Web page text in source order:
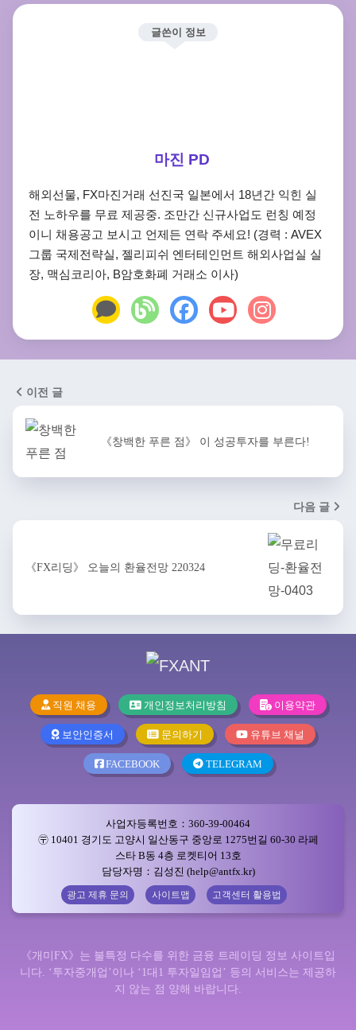
글쓴이 정보
마진 PD
해외선물, FX마진거래 선진국 일본에서 18년간 익힌 실
전 노하우를 무료 제공중. 조만간 신규사업도 런칭 예정
이니 채용공고 보시고 언제든 연락 주세요! (경력 : AVEX
그룹 국제전략실, 젤리피쉬 엔터테인먼트 해외사업실 실
장, 맥심코리아, B암호화폐 거래소 이사)
이전 글
《창백한 푸른 점》 이 성공투자를 부른다!
다음 글
《FX리딩》 오늘의 환율전망 220324
직원 채용 개인정보처리방침 이용약관
보안인증서 문의하기 유튜브 채널
FACEBOOK TELEGRAM
사업자등록번호：360-39-00464
〶 10401 경기도 고양시 일산동구 중앙로 1275번길 60-30 라페
스타 B동 4층 로켓티어 13호
담당자명：김성진 (help@antfx.kr)
광고 제휴 문의 사이트맵 고객센터 활용법
《개미FX》는 불특정 다수를 위한 금융 트레이딩 정보 사이트입
니다. ‘투자중개업’이나 ‘1대1 투자일임업’ 등의 서비스는 제공하
지 않는 점 양해 바랍니다.